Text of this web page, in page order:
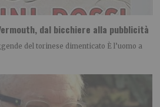
dal bicchiere alla pubblicità
del torinese dimenticato È l’uomo a